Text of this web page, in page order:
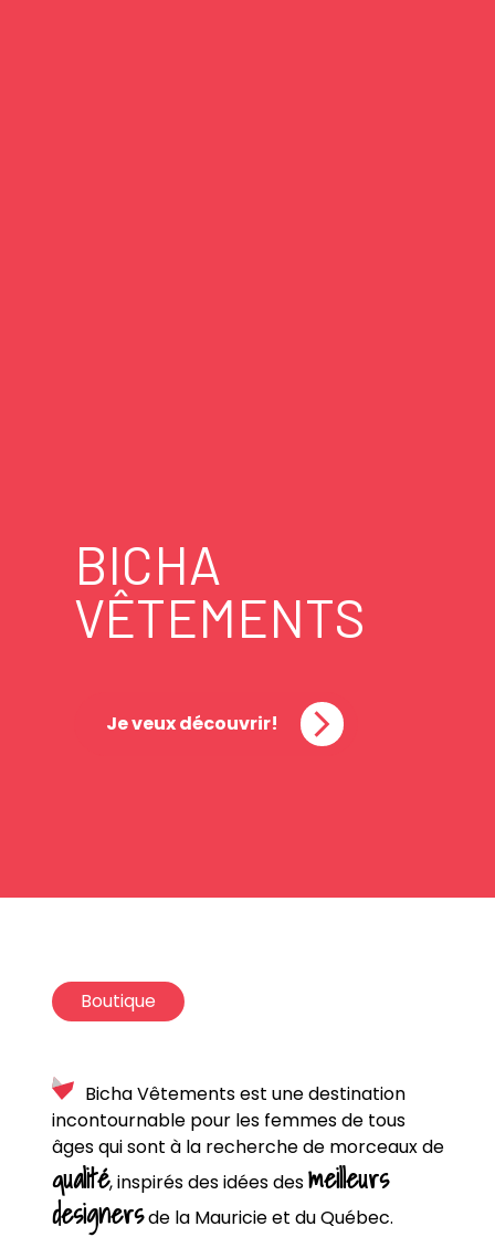
BICHA
VÊTEMENTS
Je veux découvrir!
Boutique
Bicha Vêtements est une destination
incontournable pour les femmes de tous
âges qui sont à la recherche de morceaux de
qualité, inspirés des idées desmeilleurs
designersde la Mauricie et du Québec.